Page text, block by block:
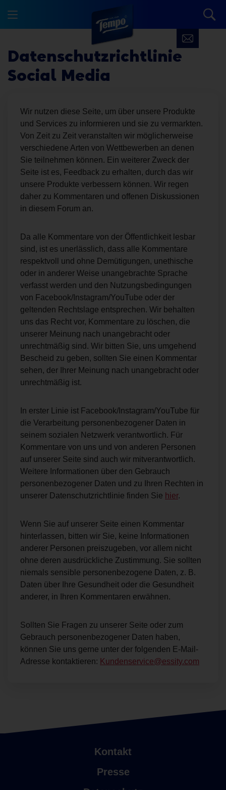
Datenschutzrichtlinie
Social Media
Wir nutzen diese Seite, um über unsere Produkte
und Services zu informieren und sie zu vermarkten.
Von Zeit zu Zeit veranstalten wir möglicherweise
verschiedene Arten von Wettbewerben an denen
Sie teilnehmen können. Ein weiterer Zweck der
Seite ist es, Feedback zu erhalten, durch das wir
unsere Produkte verbessern können. Wir regen
daher zu Kommentaren und offenen Diskussionen
in diesem Forum an.
Da alle Kommentare von der Öffentlichkeit lesbar
sind, ist es unerlässlich, dass alle Kommentare
respektvoll und ohne Demütigungen, unethische
oder in anderer Weise unangebrachte Sprache
verfasst werden und den Nutzungsbedingungen
von Facebook/Instagram/YouTube oder der
geltenden Rechtslage entsprechen. Wir behalten
uns das Recht vor, Kommentare zu löschen, die
unserer Meinung nach unangebracht oder
unrechtmäßig sind. Wir bitten Sie, uns umgehend
Bescheid zu geben, sollten Sie einen Kommentar
sehen, der Ihrer Meinung nach unangebracht oder
unrechtmäßig ist.
In erster Linie ist Facebook/Instagram/YouTube für
die Verarbeitung personenbezogener Daten in
seinem sozialen Netzwerk verantwortlich. Für
Kommentare von uns und von anderen Personen
auf unserer Seite sind auch wir mitverantwortlich.
Weitere Informationen über den Gebrauch
personenbezogener Daten und zu Ihren Rechten in
unserer Datenschutzrichtlinie finden Sie hier.
Wenn Sie auf unserer Seite einen Kommentar
hinterlassen, bitten wir Sie, keine Informationen
anderer Personen preiszugeben, vor allem nicht
ohne deren ausdrückliche Zustimmung. Sie sollten
niemals sensible personenbezogene Daten, z. B.
Daten über Ihre Gesundheit oder die Gesundheit
anderer, in Ihren Kommentaren erwähnen.
Sollten Sie Fragen zu unserer Seite oder zum
Gebrauch personenbezogener Daten haben,
können Sie uns gerne unter der folgenden E-Mail-
Adresse kontaktieren: Kundenservice@essity.com
Kontakt
Presse